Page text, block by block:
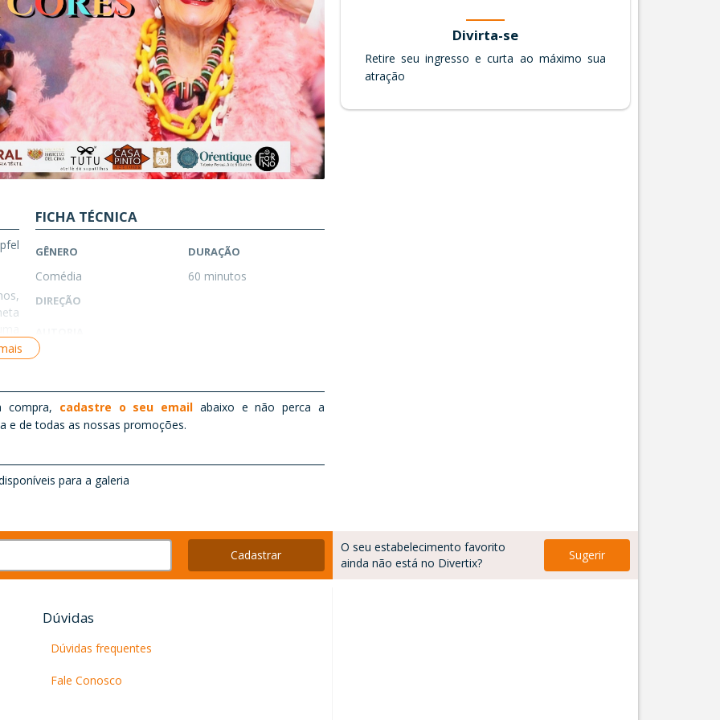
FICHA TÉCNICA
GÊNERO
Comédia
DURAÇÃO
60 minutos
DIREÇÃO
MUSICO
ELENCO
compra, cadastre o seu email abaixo e não perca a
e de todas as nossas promoções.
para a galeria
Divirta-se
Retire seu ingresso e curta ao máximo sua
atração
Cadastrar
O seu estabelecimento favorito
ainda não está no Divertix?
Sugerir
Dúvidas
Dúvidas frequentes
Fale Conosco